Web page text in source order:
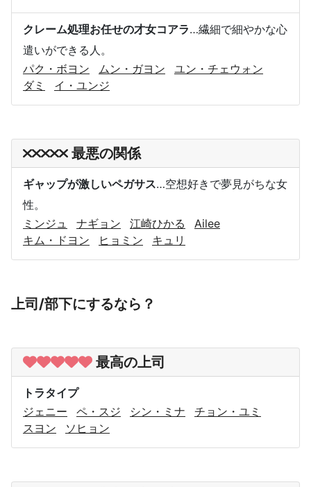
クレーム処理お任せの才女コアラ…繊細で細やかな心
遣いができる人。
パク・ボヨン
ムン・ガヨン
ユン・チェウォン
ダミ
イ・ユンジ
最悪の関係
ギャップが激しいペガサス…空想好きで夢見がちな女
性。
ミンジュ
ナギョン 江崎ひかる
Ailee
キム・ドヨン
ヒョミン キュリ
上司/部下にするなら？
最高の上司
トラタイプ
ジェニー
ペ・スジ シン・ミナ
チョン・ユミ
スヨン
ソヒョン